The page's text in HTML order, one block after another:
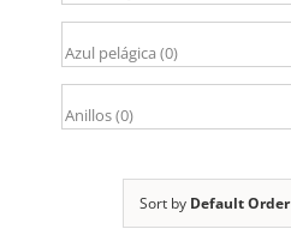
Sort by Default Order